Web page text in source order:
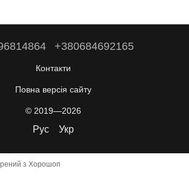
+380684692165
Контакти
Повна версія сайту
© 2019—2026
Рус Укр
з Хорошоп